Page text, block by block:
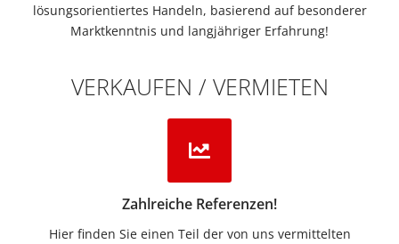
lösungsorientiertes Handeln, basierend auf besonderer
Marktkenntnis und langjähriger Erfahrung!
VERKAUFEN / VERMIETEN
Zahlreiche Referenzen!
Hier finden Sie einen Teil der von uns vermittelten